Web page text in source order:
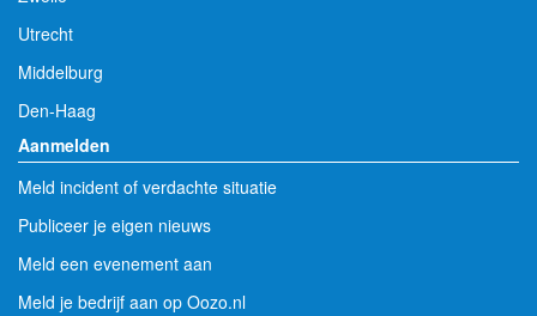
Utrecht
Middelburg
Den-Haag
Aanmelden
Meld incident of verdachte situatie
Publiceer je eigen nieuws
Meld een evenement aan
Meld je bedrijf aan op Oozo.nl